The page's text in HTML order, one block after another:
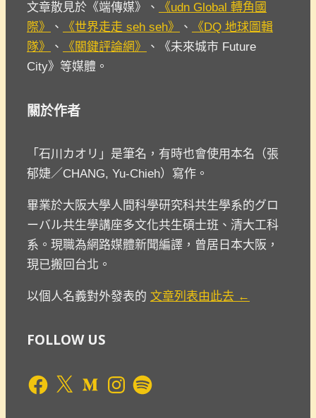
文章散見於《端傳媒》、
《udn Global 轉角國
際》
、 《世界走走 seh seh》 、
《DQ 地球圖輯
隊》
、 《關鍵評論網》
、《未來城市 Future
City》等媒體。
關於作者
「石川カオリ」是筆名，有時也會使用本名（張
郁婕／CHANG, Yu-Chieh）寫作。
畢業於大阪大學人間科學研究科共生學系的グロ
ーバル共生學講座多文化共生碩士班、清大工科
系。現職為網路媒體新聞編譯，曾居日本大阪，
現已搬回台北。
以個人名義對外發表的 文章列表由此去 ←
FOLLOW US
Facebook
X MediumInstagram
Spotify